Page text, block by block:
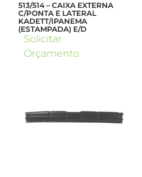
513/514 – CAIXA EXTERNA
C/PONTA E LATERAL
KADETT/IPANEMA
(ESTAMPADA) E/D
Solicitar
Orçamento